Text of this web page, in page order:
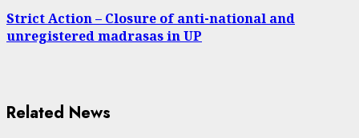
Strict Action – Closure of anti-national and
unregistered madrasas in UP
Related News